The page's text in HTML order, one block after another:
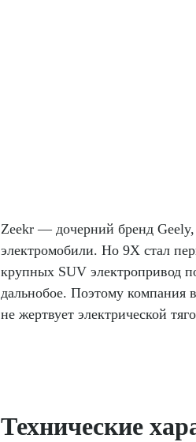
Zeekr — дочерний бренд Geely,
электромобили. Но 9X стал
крупных SUV электропривод
дальнобое. Поэтому компания
не жертвует электрической
Технические